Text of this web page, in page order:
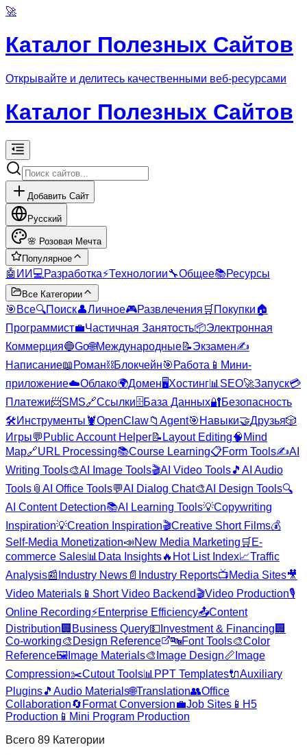
🚀
Каталог Полезных Сайтов
Открывайте и делитесь качественными веб-ресурсами
Каталог Полезных Сайтов
Добавить Сайт
Русский
🌸 Розовая Мечта
Популярное
🤖 ИИ 💻 Разработка⚡Технологии🔧Общее📚Ресурсы
Все Категории
🎯 Все🔍Поиск👤Личное🎮Развлечения 🛒 Покупки🏠
Программист💼Частичная Занятость📦Электронная
Коммерция🔵Go🌐Международные📝Экзамен✍️
Написание📖 Роман⛓️Блокчейн🎯 Работа 📱 Мини-
приложение☁️Облако🌍Домен🖥️Хостинг📊 SEO🚀Запуск💳
Платежи📨SMS🔗Ссылки🗄️База Данных🔐Безопасность
🛠️Инструменты 🦞OpenClaw📁 Agent🎯 Навыки🤝Друзья🎲
Игры💬 Public Account Helper📝 Layout Editing🧠 Mind
Map🔗URL Processing📚Course Learning📋Form Tools✍️AI
Writing Tools🎨AI Image Tools🎬AI Video Tools🎵 AI Audio
Tools 📎 AI Office Tools💬AI Dialog Chat🎨AI Design Tools🔍
AI Content Detection📚AI Learning Tools💡Copywriting
Inspiration💡Creation Inspiration🎬Creative Short Films💰
Self-Media Monetization📣New Media Marketing 🛒 E-
commerce Sales📊 Data Insights🔥 Hot List Index📈Traffic
Analysis📰 Industry News 📄 Industry Reports📺Media Sites🎥
Video Materials 📱 Short Video Backend🎬Video Production🎙️
Online Recording⚡Enterprise Efficiency📤Content
Distribution 🏢 Business Query💵 Investment & Financing 🏢
Co-working🎨 Design Reference 🔤Font Tools🎨Color
Reference🖼️ Image Materials🎨 Image Design📏 Image
Compression✂️Cutout Tools📊 PPT Templates🔌Auxiliary
Plugins🎵 Audio Materials🌐Translation👥Office
Collaboration🔄 Format Conversion💼Job Sites 📱 H5
Production 📱 Mini Program Production
Всего 89 Категории